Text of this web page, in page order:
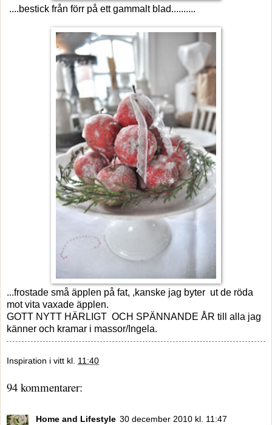
....bestick från förr på ett gammalt blad..........
...frostade små äpplen på fat, ,kanske jag byter ut de röda
mot vita vaxade äpplen.
GOTT NYTT HÄRLIGT OCH SPÄNNANDE ÅR till alla jag
känner och kramar i massor/Ingela.
Inspiration i vitt kl. 11:40
94 kommentarer:
Home and Lifestyle 30 december 2010 kl. 11:47